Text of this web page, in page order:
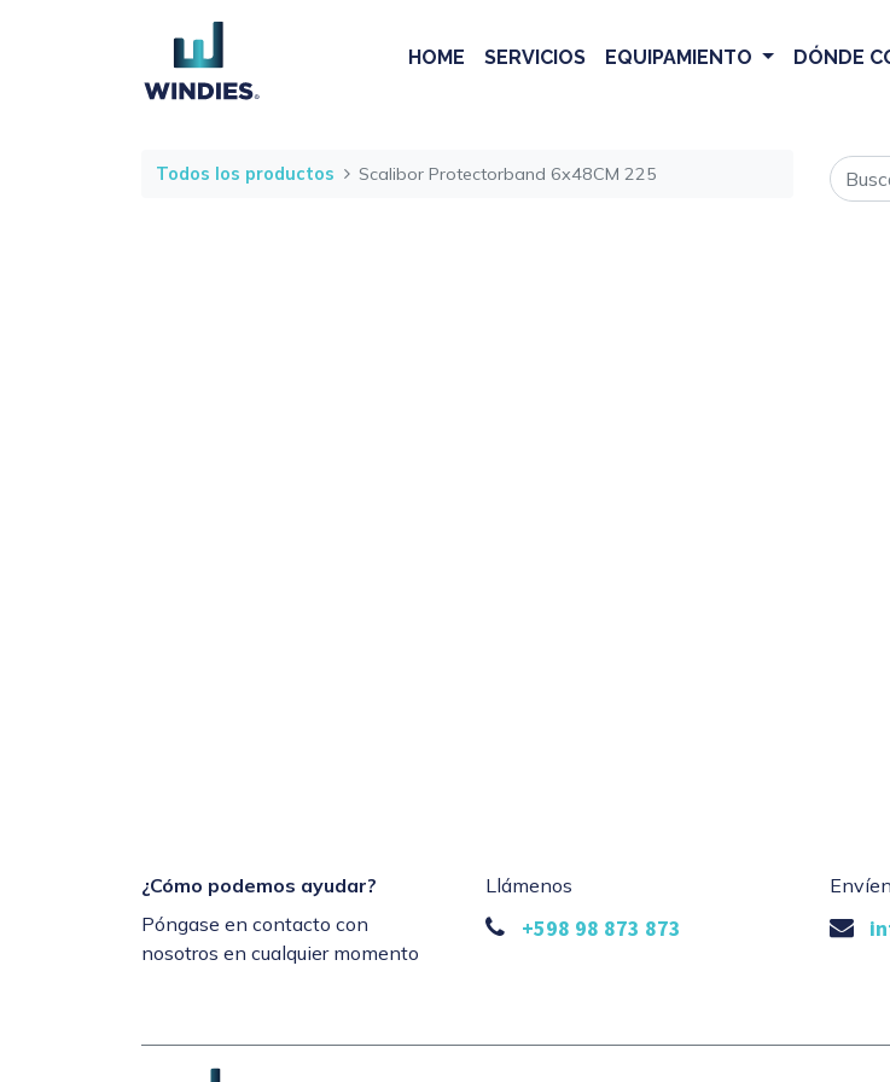
HOME SERVICIOS EQUIPAMIENTO DÓNDE
Todos los productos Scalibor Protectorband 6x48CM 225
¿Cómo podemos ayudar?
Póngase en contacto con
nosotros en cualquier momento
Llámenos
+598 98 873 873